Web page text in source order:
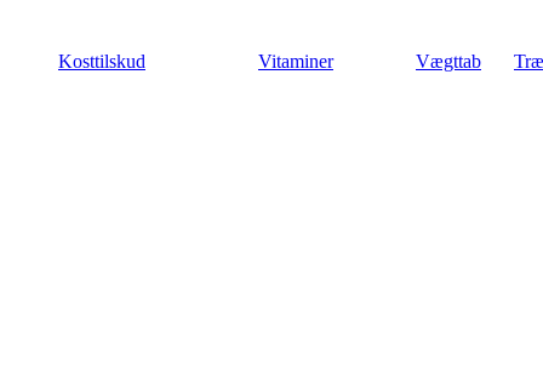
indholdKosttilskud Vitaminer Vægttab